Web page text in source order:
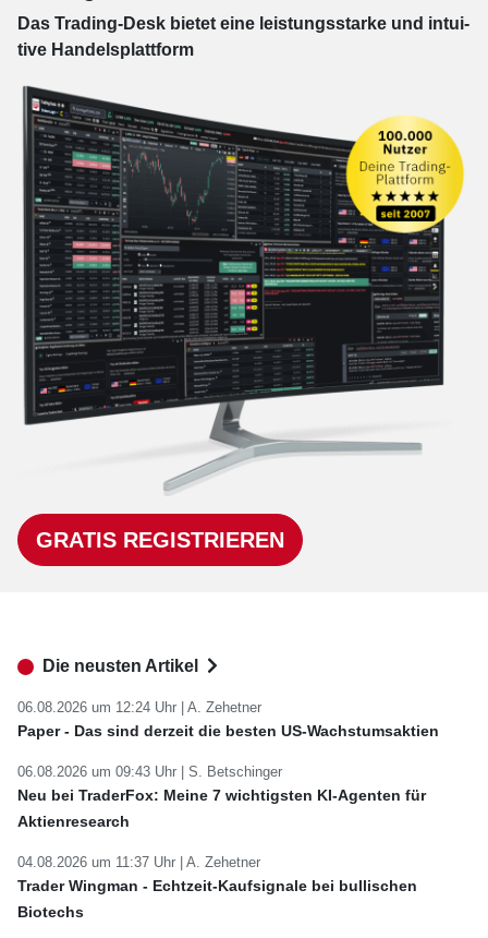
Das Trading-Desk bie­tet eine leis­tungs­star­ke und in­tui­
tive Han­dels­platt­form
GRATIS REGISTRIEREN
Die neusten Artikel
06.08.2026 um 12:24 Uhr | A. Zehetner
Paper - Das sind derzeit die besten US-Wachstumsaktien
06.08.2026 um 09:43 Uhr | S. Betschinger
Neu bei TraderFox: Meine 7 wichtigsten KI-Agenten für
Aktienresearch
04.08.2026 um 11:37 Uhr | A. Zehetner
Trader Wingman - Echtzeit-Kaufsignale bei bullischen
Biotechs